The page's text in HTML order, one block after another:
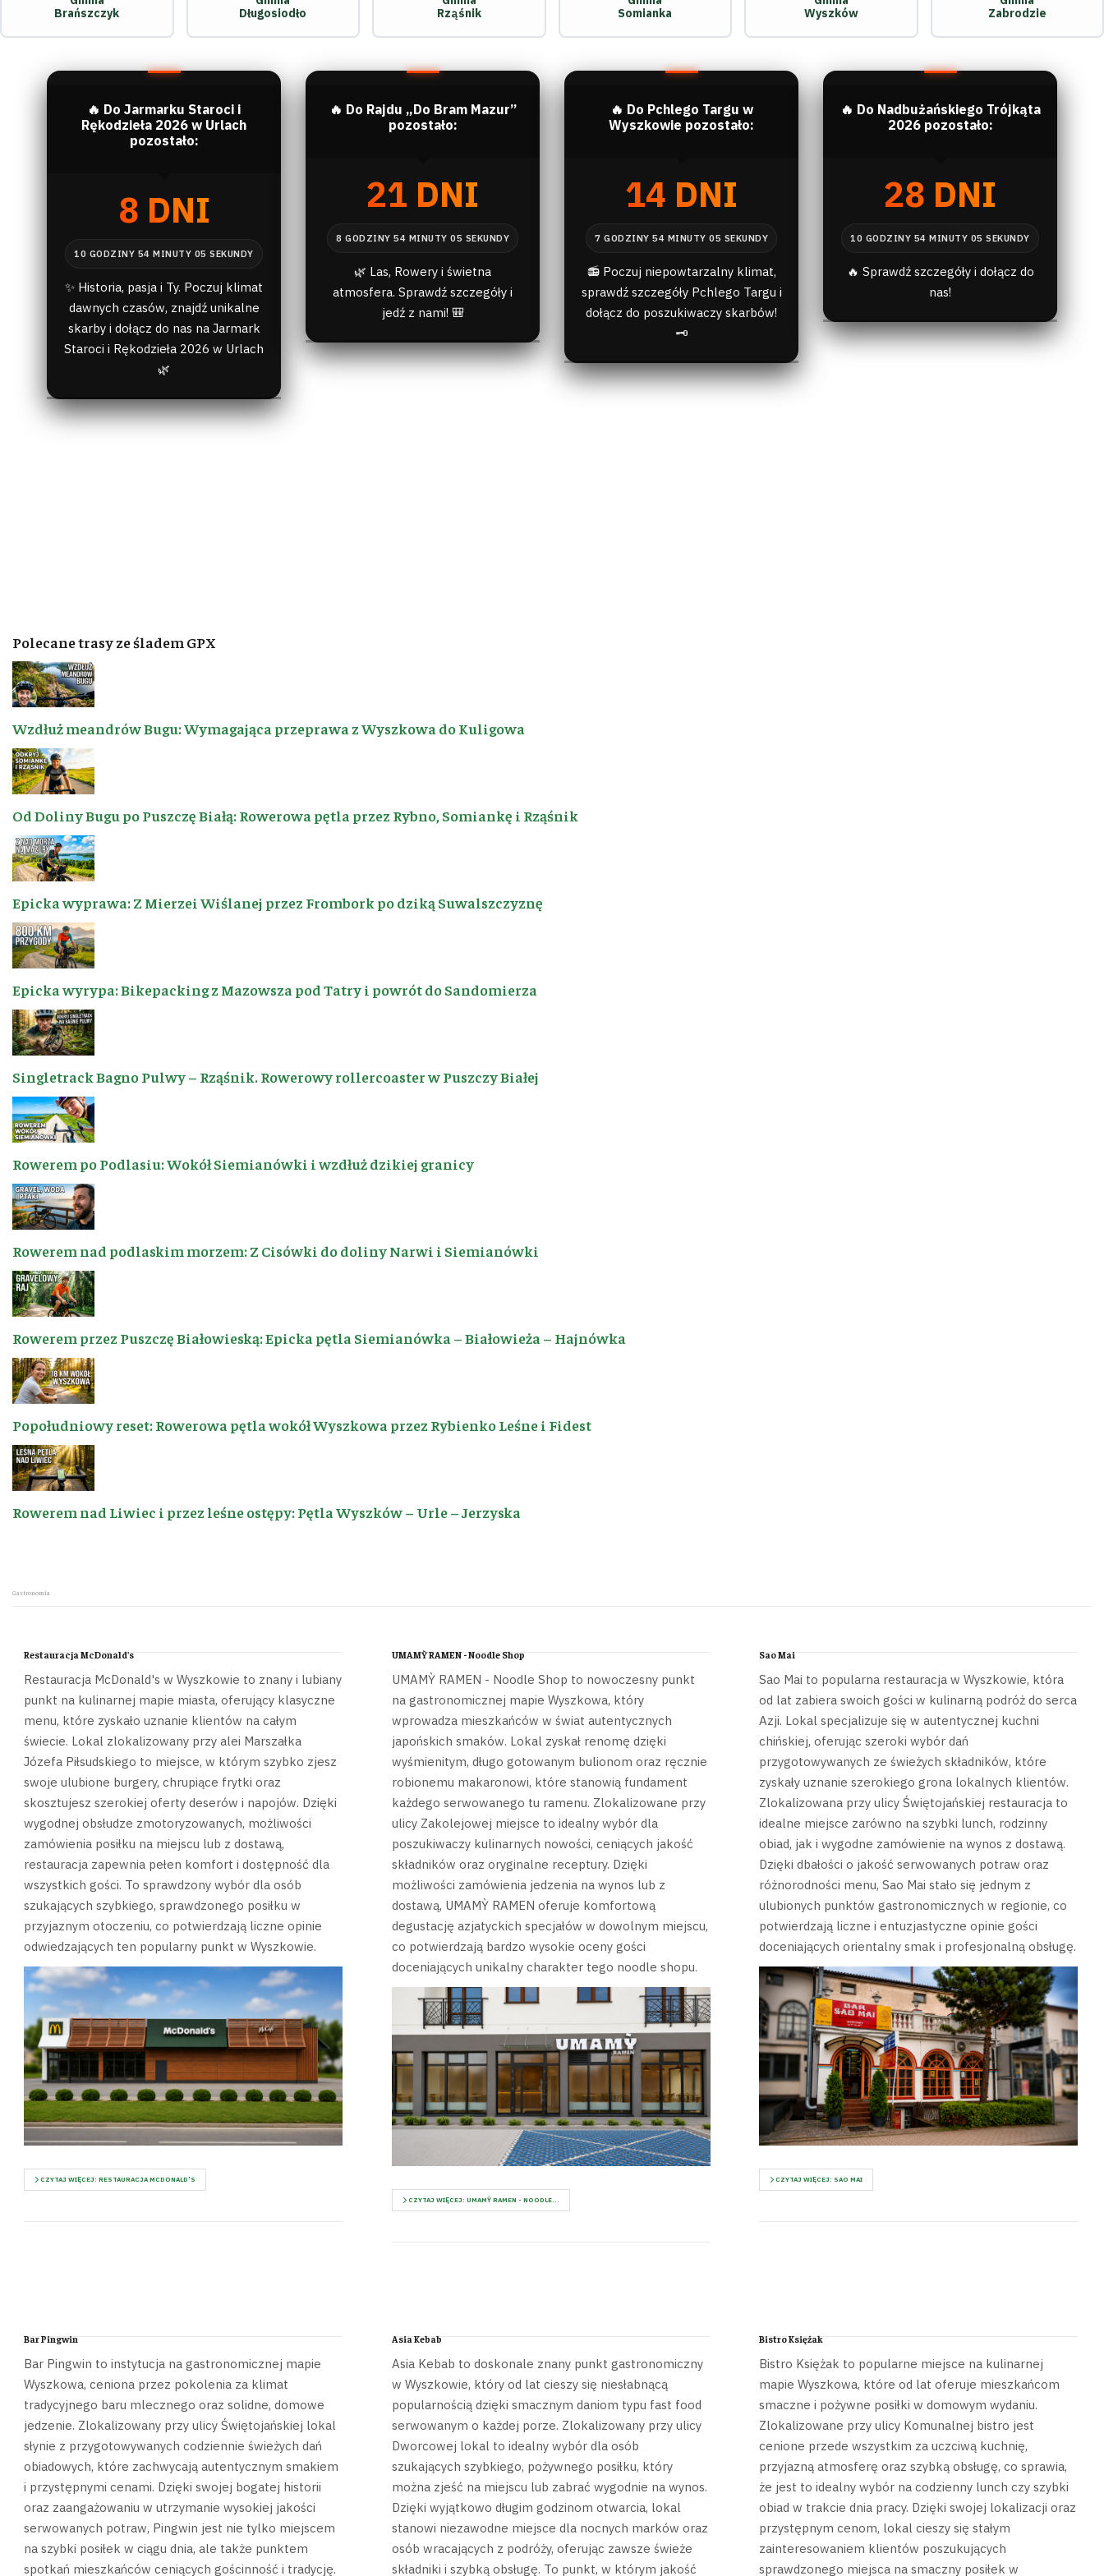
Brańszczyk
Długosiodło
Rząśnik
Somianka
Wyszków
Zabrodzie
🔥 Do Jarmarku Staroci i
Rękodzieła 2026 w Urlach
pozostało:
8 DNI
✨ Historia, pasja i Ty. Poczuj klimat
dawnych czasów, znajdź unikalne
skarby i dołącz do nas na Jarmark
Staroci i Rękodzieła 2026 w Urlach
🌿
🔥 Do Rajdu „Do Bram Mazur”
pozostało:
21 DNI
🌿 Las, Rowery i świetna
atmosfera. Sprawdź szczegóły i
jedź z nami! 🎒
🔥 Do Pchlego Targu w
Wyszkowie pozostało:
14 DNI
📻 Poczuj niepowtarzalny klimat,
sprawdź szczegóły Pchlego Targu i
dołącz do poszukiwaczy skarbów!
🗝️
🔥 Do Nadbużańskiego Trójkąta
2026 pozostało:
28 DNI
🔥 Sprawdź szczegóły i dołącz do
nas!
Polecane trasy ze śladem GPX
Wzdłuż meandrów Bugu: Wymagająca przeprawa z Wyszkowa do Kuligowa
Od Doliny Bugu po Puszczę Białą: Rowerowa pętla przez Rybno, Somiankę i Rząśnik
Epicka wyprawa: Z Mierzei Wiślanej przez Frombork po dziką Suwalszczyznę
Epicka wyrypa: Bikepacking z Mazowsza pod Tatry i powrót do Sandomierza
Singletrack Bagno Pulwy – Rząśnik. Rowerowy rollercoaster w Puszczy Białej
Rowerem po Podlasiu: Wokół Siemianówki i wzdłuż dzikiej granicy
Rowerem nad podlaskim morzem: Z Cisówki do doliny Narwi i Siemianówki
Rowerem przez Puszczę Białowieską: Epicka pętla Siemianówka – Białowieża – Hajnówka
Popołudniowy reset: Rowerowa pętla wokół Wyszkowa przez Rybienko Leśne i Fidest
Rowerem nad Liwiec i przez leśne ostępy: Pętla Wyszków – Urle – Jerzyska
Gastronomia
Restauracja McDonald's
Restauracja McDonald's w Wyszkowie to znany i lubiany
punkt na kulinarnej mapie miasta, oferujący klasyczne
menu, które zyskało uznanie klientów na całym
świecie. Lokal zlokalizowany przy alei Marszałka
Józefa Piłsudskiego to miejsce, w którym szybko zjesz
swoje ulubione burgery, chrupiące frytki oraz
skosztujesz szerokiej oferty deserów i napojów. Dzięki
wygodnej obsłudze zmotoryzowanych, możliwości
zamówienia posiłku na miejscu lub z dostawą,
restauracja zapewnia pełen komfort i dostępność dla
wszystkich gości. To sprawdzony wybór dla osób
szukających szybkiego, sprawdzonego posiłku w
przyjaznym otoczeniu, co potwierdzają liczne opinie
odwiedzających ten popularny punkt w Wyszkowie.
CZYTAJ WIĘCEJ: RESTAURACJA MCDONALD'S
UMAMỲ RAMEN - Noodle Shop
UMAMỲ RAMEN - Noodle Shop to nowoczesny punkt
na gastronomicznej mapie Wyszkowa, który
wprowadza mieszkańców w świat autentycznych
japońskich smaków. Lokal zyskał renomę dzięki
wyśmienitym, długo gotowanym bulionom oraz ręcznie
robionemu makaronowi, które stanowią fundament
każdego serwowanego tu ramenu. Zlokalizowane przy
ulicy Zakolejowej miejsce to idealny wybór dla
poszukiwaczy kulinarnych nowości, ceniących jakość
składników oraz oryginalne receptury. Dzięki
możliwości zamówienia jedzenia na wynos lub z
dostawą, UMAMỲ RAMEN oferuje komfortową
degustację azjatyckich specjałów w dowolnym miejscu,
co potwierdzają bardzo wysokie oceny gości
doceniających unikalny charakter tego noodle shopu.
CZYTAJ WIĘCEJ: UMAMỲ RAMEN - NOODLE...
Sao Mai
Sao Mai to popularna restauracja w Wyszkowie, która
od lat zabiera swoich gości w kulinarną podróż do serca
Azji. Lokal specjalizuje się w autentycznej kuchni
chińskiej, oferując szeroki wybór dań
przygotowywanych ze świeżych składników, które
zyskały uznanie szerokiego grona lokalnych klientów.
Zlokalizowana przy ulicy Świętojańskiej restauracja to
idealne miejsce zarówno na szybki lunch, rodzinny
obiad, jak i wygodne zamówienie na wynos z dostawą.
Dzięki dbałości o jakość serwowanych potraw oraz
różnorodności menu, Sao Mai stało się jednym z
ulubionych punktów gastronomicznych w regionie, co
potwierdzają liczne i entuzjastyczne opinie gości
doceniających orientalny smak i profesjonalną obsługę.
CZYTAJ WIĘCEJ: SAO MAI
Bar Pingwin
Bar Pingwin to instytucja na gastronomicznej mapie
Wyszkowa, ceniona przez pokolenia za klimat
tradycyjnego baru mlecznego oraz solidne, domowe
jedzenie. Zlokalizowany przy ulicy Świętojańskiej lokal
słynie z przygotowywanych codziennie świeżych dań
obiadowych, które zachwycają autentycznym smakiem
i przystępnymi cenami. Dzięki swojej bogatej historii
oraz zaangażowaniu w utrzymanie wysokiej jakości
serwowanych potraw, Pingwin jest nie tylko miejscem
na szybki posiłek w ciągu dnia, ale także punktem
spotkań mieszkańców ceniących gościnność i tradycję.
Asia Kebab
Asia Kebab to doskonale znany punkt gastronomiczny
w Wyszkowie, który od lat cieszy się niesłabnącą
popularnością dzięki smacznym daniom typu fast food
serwowanym o każdej porze. Zlokalizowany przy ulicy
Dworcowej lokal to idealny wybór dla osób
szukających szybkiego, pożywnego posiłku, który
można zjeść na miejscu lub zabrać wygodnie na wynos.
Dzięki wyjątkowo długim godzinom otwarcia, lokal
stanowi niezawodne miejsce dla nocnych marków oraz
osób wracających z podróży, oferując zawsze świeże
składniki i szybką obsługę. To punkt, w którym jakość
Bistro Księżak
Bistro Księżak to popularne miejsce na kulinarnej
mapie Wyszkowa, które od lat oferuje mieszkańcom
smaczne i pożywne posiłki w domowym wydaniu.
Zlokalizowane przy ulicy Komunalnej bistro jest
cenione przede wszystkim za uczciwą kuchnię,
przyjazną atmosferę oraz szybką obsługę, co sprawia,
że jest to idealny wybór na codzienny lunch czy szybki
obiad w trakcie dnia pracy. Dzięki swojej lokalizacji oraz
przystępnym cenom, lokal cieszy się stałym
zainteresowaniem klientów poszukujących
sprawdzonego miejsca na smaczny posiłek w